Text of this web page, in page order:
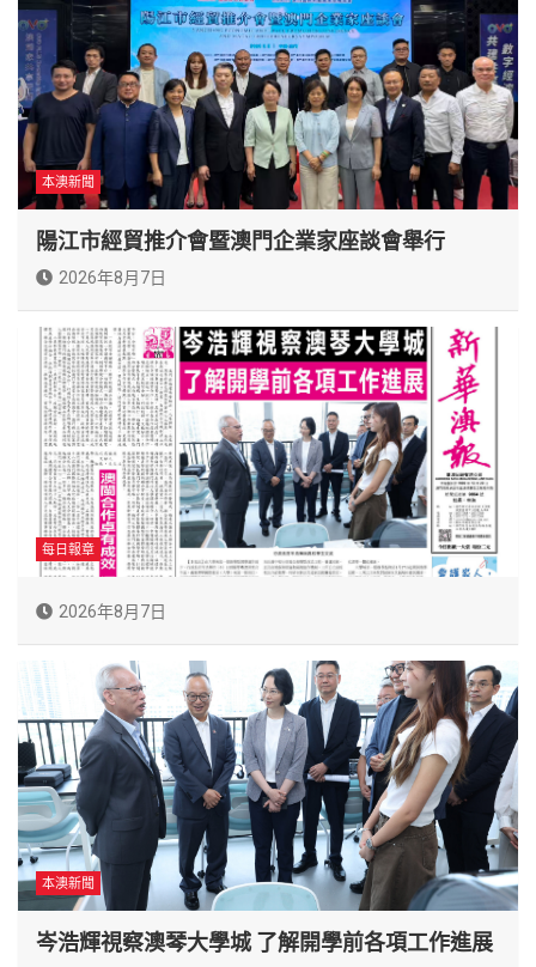
本澳新聞
陽江市經貿推介會暨澳門企業家座談會舉行
2026年8月7日
每日報章
2026年8月7日
本澳新聞
岑浩輝視察澳琴大學城 了解開學前各項工作進展